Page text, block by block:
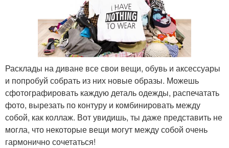
Расклады на диване все свои вещи, обувь и аксессуары
и попробуй собрать из них новые образы. Можешь
сфотографировать каждую деталь одежды, распечатать
фото, вырезать по контуру и комбинировать между
собой, как коллаж. Вот увидишь, ты даже представить не
могла, что некоторые вещи могут между собой очень
гармонично сочетаться!